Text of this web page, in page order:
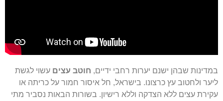
במדינות שבהן ישנם יערות רחבי ידיים, חוטב עצים עשוי לגשת
ליער ולחטוב עץ כרצונו. בישראל, חל איסור חמור על כריתה או
עקירת עצים ללא הצדקה וללא רישיון. בשורות הבאות נסביר מתי